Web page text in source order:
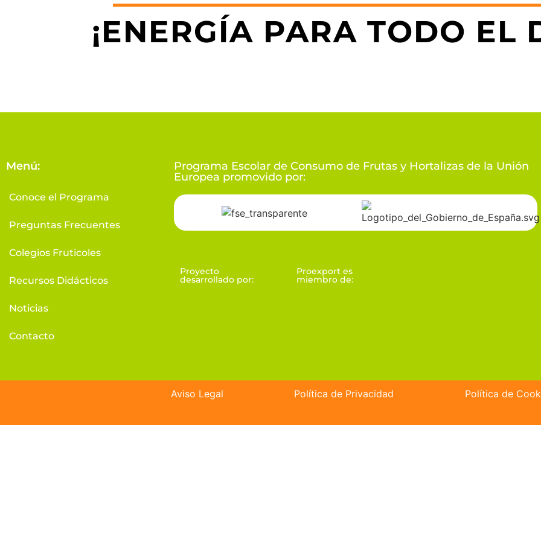
¡ENERGÍA PARA TODO EL
Menú:
Conoce el Programa
Preguntas Frecuentes
Colegios Fruticoles
Recursos Didácticos
Noticias
Contacto
Programa Escolar de Consumo de Frutas y Hortalizas de la Unión
Europea promovido por:
Proyecto
desarrollado por:
Proexport es
miembro de:
Aviso Legal Política de Privacidad Política de